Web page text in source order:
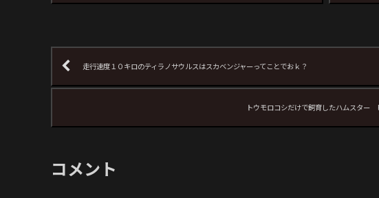
走行速度１０キロのティラノサウルスはスカベンジャーってことでおｋ？
トウモロコシだけで飼育したハムスタ
コメント